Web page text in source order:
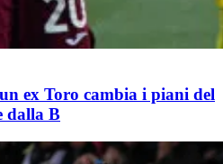
ex Toro cambia i piani del
dalla B